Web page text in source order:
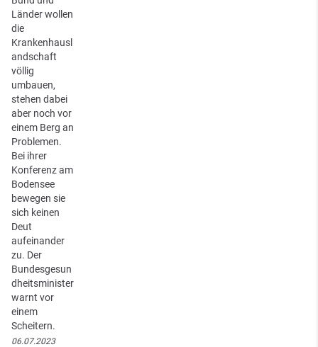
Länder wollen
die
Krankenhausl
andschaft
völlig
umbauen,
stehen dabei
aber noch vor
einem Berg an
Problemen.
Bei ihrer
Konferenz am
Bodensee
bewegen sie
sich keinen
Deut
aufeinander
zu. Der
Bundesgesun
dheitsminister
warnt vor
einem
Scheitern.
06.07.2023